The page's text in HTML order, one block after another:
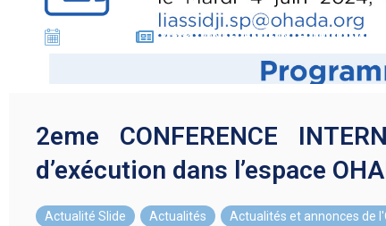
2eme CONFERENCE
2eme CONFERENCE
d’exécution dans l’espace
Actualité Slide Actualités Actualités et annonces de